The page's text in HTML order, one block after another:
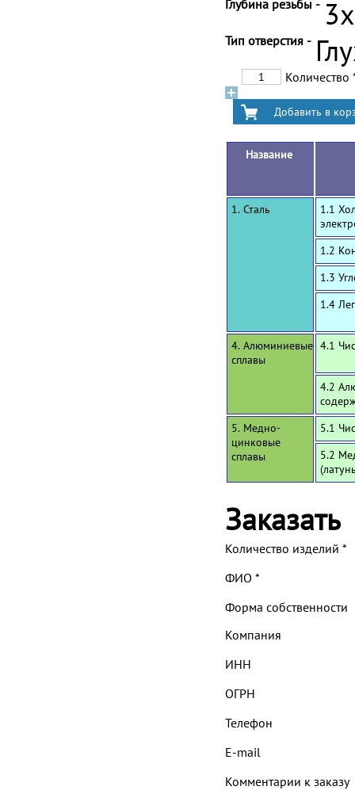
Глубина резьбы -
Тип отверстия -
Количество
Название
1. Сталь
1.1
1.2
1.3
1.4
4. Алюминиевые
сплавы
4.1
4.2
5. Медно-
цинковые
сплавы
5.1
5.2
Заказать
Количество изделий *
ФИО *
Форма собственности
Компания
ИНН
ОГРН
Телефон
E-mail
Комментарии к заказу